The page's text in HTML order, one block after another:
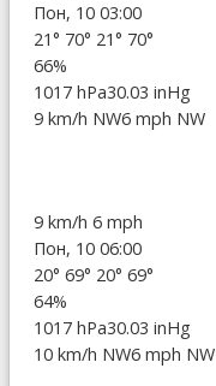
Пон, 10 03:00
21° 70° 21° 70°
66%
1017 hPa30.03 inHg
9 km/h NW6 mph NW
9 km/h 6 mph
Пон, 10 06:00
20° 69° 20° 69°
64%
1017 hPa30.03 inHg
10 km/h NW6 mph NW